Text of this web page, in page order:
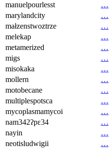
manuelpourlesst
…
marylandcity
…
małzenstwoztrze
…
melekap
…
metamerized
…
migs
…
misokaka
…
mollern
…
motobecane
…
multiplespotsca
…
mycoplasmamycoi
…
nam342ʔpɛ34
…
nayin
…
neotisludwigii
…